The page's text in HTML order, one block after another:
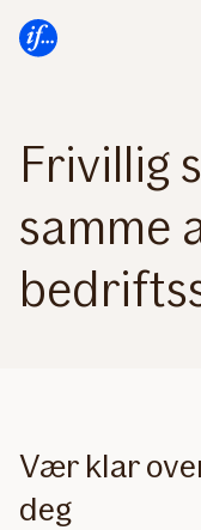
innhold
Frivillig
samme
Vær klar
deg